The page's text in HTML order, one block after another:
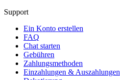
Support
Ein Konto erstellen
FAQ
Chat starten
Gebühren
Zahlungsmethoden
Einzahlungen & Auszahlungen